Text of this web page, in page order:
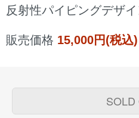
反射性パイピングデザ
販売価格 15,000円(税込)
SOLD